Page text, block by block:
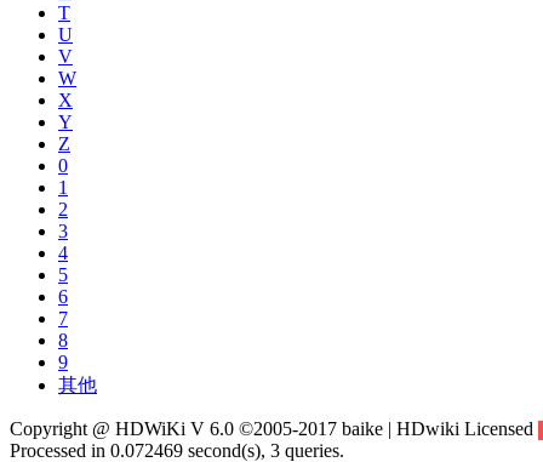
T
U
V
W
X
Y
Z
0
1
2
3
4
5
6
7
8
9
其他
Copyright @ HDWiKi V 6.0 ©2005-2017 baike | HDwiki Licensed
Processed in 0.072469 second(s), 3 queries.